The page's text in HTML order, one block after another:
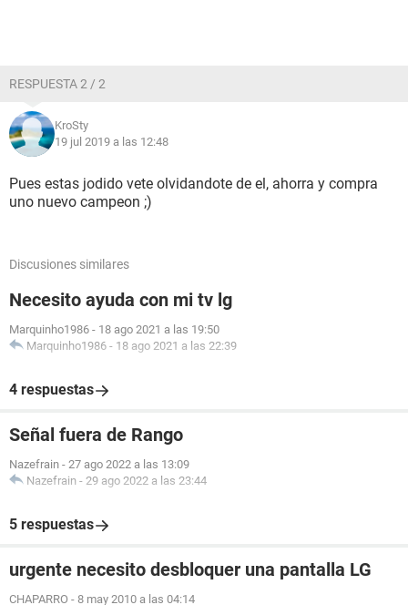
RESPUESTA 2 / 2
KroSty
19 jul 2019 a las 12:48
Pues estas jodido vete olvidandote de el, ahorra y compra
uno nuevo campeon ;)
Discusiones similares
Necesito ayuda con mi tv lg
Marquinho1986 - 18 ago 2021 a las 19:50
Marquinho1986 - 18 ago 2021 a las 22:39
4 respuestas
Señal fuera de Rango
Nazefrain - 27 ago 2022 a las 13:09
Nazefrain - 29 ago 2022 a las 23:44
5 respuestas
urgente necesito desbloquer una pantalla LG
CHAPARRO - 8 may 2010 a las 04:14